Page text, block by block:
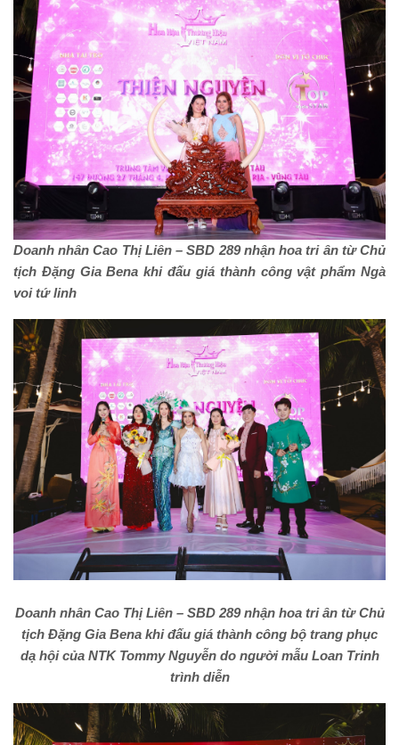
Doanh nhân Cao Thị Liên – SBD 289 nhận hoa tri ân từ Chủ
tịch Đặng Gia Bena khi đấu giá thành công vật phẩm Ngà
voi tứ linh
Doanh nhân Cao Thị Liên – SBD 289 nhận hoa tri ân từ Chủ
tịch Đặng Gia Bena khi đấu giá thành công bộ trang phục
dạ hội của NTK Tommy Nguyễn do người mẫu Loan Trinh
trình diễn